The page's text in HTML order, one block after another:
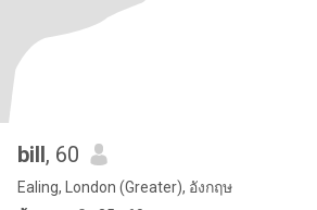
bill, 60
Ealing, London (Greater), อังกฤษ